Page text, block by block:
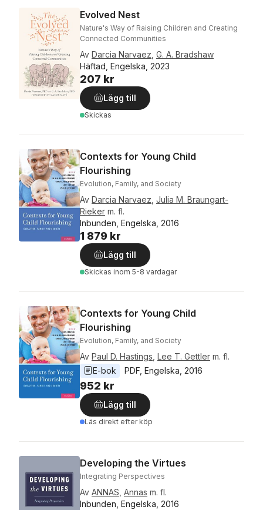
Evolved Nest
Nature's Way of Raising Children and Creating
Connected Communities
Av Darcia Narvaez G. A. Bradshaw
Häftad, Engelska, 2023
207 kr
Lägg till
Skickas
Contexts for Young Child
Flourishing
Evolution, Family, and Society
Av Darcia Narvaez Julia M. Braungart-
Rieker m. fl.
Inbunden, Engelska, 2016
1 879 kr
Lägg till
Skickas inom 5-8 vardagar
Contexts for Young Child
Flourishing
Evolution, Family, and Society
Av Paul D. Hastings Lee T. Gettler m. fl.
E-bok
PDF Engelska 2016
952 kr
Lägg till
Läs direkt efter köp
Developing the Virtues
Integrating Perspectives
Av ANNAS Annas m. fl.
Inbunden, Engelska, 2016